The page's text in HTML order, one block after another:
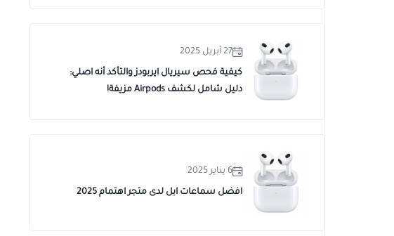
27 أبريل 2025
كيفية فحص سيريال ايربودز والتأكد أنه اصلي:
دليل شامل لكشف Airpods مزيفة!
6 يناير 2025
افضل سماعات ابل لدى متجر اهتمام 2025